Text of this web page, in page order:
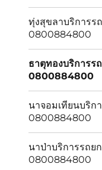
ทุ่งสุขลาบริการร
0800884800
ธาตุทองบริการร
0800884800
นาจอมเทียนบริก
0800884800
นาป่าบริการรถย
0800884800